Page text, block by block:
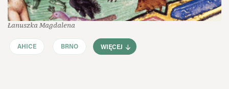
Łanuszka Magdalena
AHICE BRNO WIĘCEJ